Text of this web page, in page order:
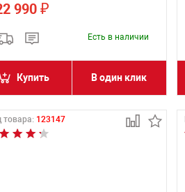
990 ₽
Есть в наличии
Купить В один клик
товара: 123147